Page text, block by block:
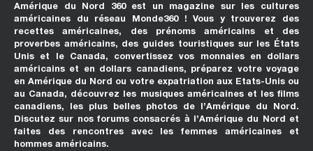
Amérique du Nord 360 est un magazine sur les cultures
américaines du réseau Monde360 ! Vous y trouverez des
recettes américaines, des prénoms américains et des
proverbes américains, des guides touristiques sur les États
Unis et le Canada, convertissez vos monnaies en dollars
américains et en dollars canadiens, préparez votre voyage
en Amérique du Nord ou votre expatriation aux Etats-Unis ou
au Canada, découvrez les musiques américaines et les films
canadiens, les plus belles photos de l’Amérique du Nord.
Discutez sur nos forums consacrés à l’Amérique du Nord et
faites des rencontres avec les femmes américaines et
hommes américains.